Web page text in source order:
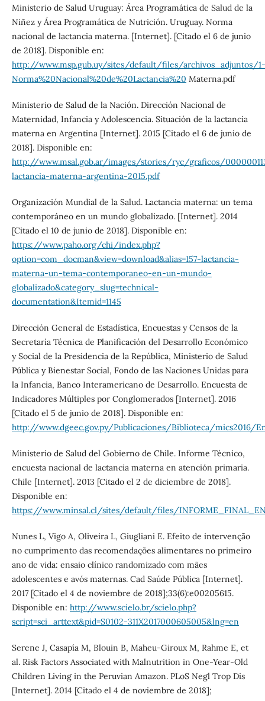
Ministerio de Salud Uruguay: Área Programática de Salud de la
Niñez y Área Programática de Nutrición. Uruguay. Norma
nacional de lactancia materna. [Internet]. [Citado el 6 de junio
de 2018]. Disponible en:
http://www.msp.gub.uy/sites/default/files/archivos_adjuntos/1-
Norma%20Nacional%20de%20Lactancia%20 Materna.pdf
Ministerio de Salud de la Nación. Dirección Nacional de
Maternidad, Infancia y Adolescencia. Situación de la lactancia
materna en Argentina [Internet]. 2015 [Citado el 6 de junio de
2018]. Disponible en:
http://www.msal.gob.ar/images/stories/ryc/graficos/
lactancia-materna-argentina-2015.pdf
Organización Mundial de la Salud. Lactancia materna: un tema
contemporáneo en un mundo globalizado. [Internet]. 2014
[Citado el 10 de junio de 2018]. Disponible en:
https://www.paho.org/chi/index.php?
option=com_docman&view=download&alias=157-lactancia-
materna-un-tema-contemporaneo-en-un-mundo-
globalizado&category_slug=technical-
documentation&Itemid=1145
Dirección General de Estadística, Encuestas y Censos de la
Secretaría Técnica de Planificación del Desarrollo Económico
y Social de la Presidencia de la República, Ministerio de Salud
Pública y Bienestar Social, Fondo de las Naciones Unidas para
la Infancia, Banco Interamericano de Desarrollo. Encuesta de
Indicadores Múltiples por Conglomerados [Internet]. 2016
[Citado el 5 de junio de 2018]. Disponible en:
http://www.dgeec.gov.py/Publicaciones/Biblioteca/mics2016/
Ministerio de Salud del Gobierno de Chile. Informe Técnico,
encuesta nacional de lactancia materna en atención primaria.
Chile [Internet]. 2013 [Citado el 2 de diciembre de 2018].
Disponible en:
https://www.minsal.cl/sites/default/files/
Nunes L, Vigo A, Oliveira L, Giugliani E. Efeito de intervenção
no cumprimento das recomendações alimentares no primeiro
ano de vida: ensaio clínico randomizado com mães
adolescentes e avós maternas. Cad Saúde Pública [Internet].
2017 [Citado el 4 de noviembre de 2018];33(6):e00205615.
Disponible en: http://www.scielo.br/scielo.php?
script=sci_arttext&pid=S0102-311X2017000605005&lng=en
Serene J, Casapı´a M, Blouin B, Maheu-Giroux M, Rahme E, et
al. Risk Factors Associated with Malnutrition in One-Year-Old
Children Living in the Peruvian Amazon. PLoS Negl Trop Dis
[Internet]. 2014 [Citado el 4 de noviembre de 2018];